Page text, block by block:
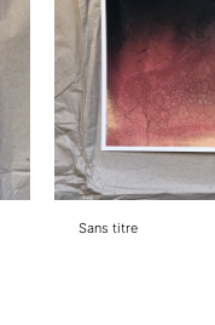
Sans titre